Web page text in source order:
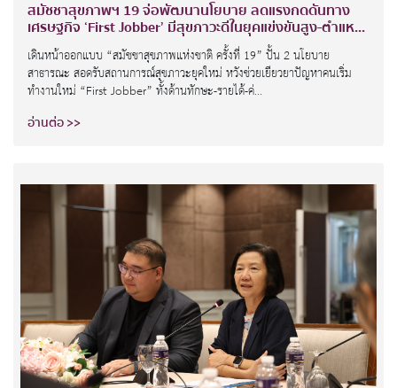
สมัชชาสุขภาพฯ 19 จ่อพัฒนานโยบาย ลดแรงกดดันทาง
เศรษฐกิจ ‘First Jobber’ มีสุขภาวะดีในยุคแข่งขันสูง-ตำแห...
เดินหน้าออกแบบ “สมัชชาสุขภาพแห่งชาติ ครั้งที่ 19” ปั้น 2 นโยบาย
สาธารณะ สอดรับสถานการณ์สุขภาวะยุคใหม่ หวังช่วยเยียวยาปัญหาคนเริ่ม
ทำงานใหม่ “First Jobber” ทั้งด้านทักษะ-รายได้-ค่...
อ่านต่อ >>